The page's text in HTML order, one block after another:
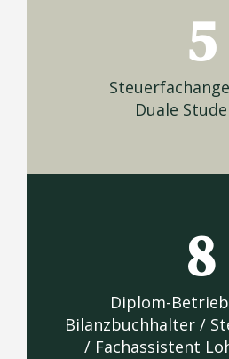
5
Duale
8
Diplom-
Bilanzbuchhalter /
/ Fachassistent